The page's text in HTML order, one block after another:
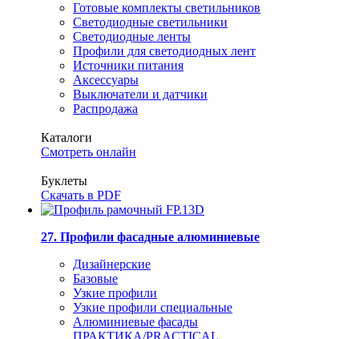
Готовые комплекты светильников
Светодиодные светильники
Светодиодные ленты
Профили для светодиодных лент
Источники питания
Аксессуары
Выключатели и датчики
Распродажа
Каталоги
Смотреть онлайн
Буклеты
Скачать в PDF
27. Профили фасадные алюминиевые
Дизайнерские
Базовые
Узкие профили
Узкие профили специальные
Алюминиевые фасады
ПРАКТИКА/PRACTICAL